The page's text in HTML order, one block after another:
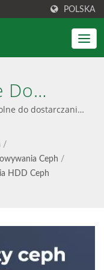
POLSKA
Do
Ceph
Blok,
Plików I
do dostarczania
na żądanie,
tworzenie kopii
Ceph;
Ceph
/
Ceph /
HDD Ceph